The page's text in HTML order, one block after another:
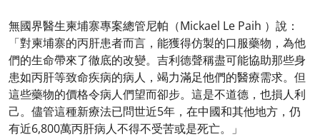
無國界醫生柬埔寨專案總管尼帕（Mickael Le Paih ）說：
「對柬埔寨的丙肝患者而言，能獲得仿製的口服藥物，為他
們的生命帶來了徹底的改變。吉利德聲稱盡可能協助那些身
患如丙肝等致命疾病的病人，竭力滿足他們的醫療需求。但
這些藥物的價格令病人們望而卻步。這是不道德，也損人利
己。儘管這種新療法已問世近5年，在中國和其他地方，仍
有近6,800萬丙肝病人不得不受苦或是死亡。」